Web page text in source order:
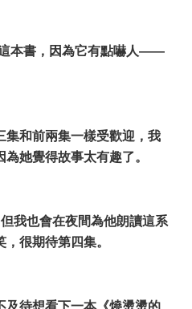
本書，因為它有點嚇人——
集和前兩集一樣受歡迎，我
她覺得故事太有趣了。
我也會在夜間為他朗讀這系
很期待第四集。
及待想看下一本《燒燙燙的